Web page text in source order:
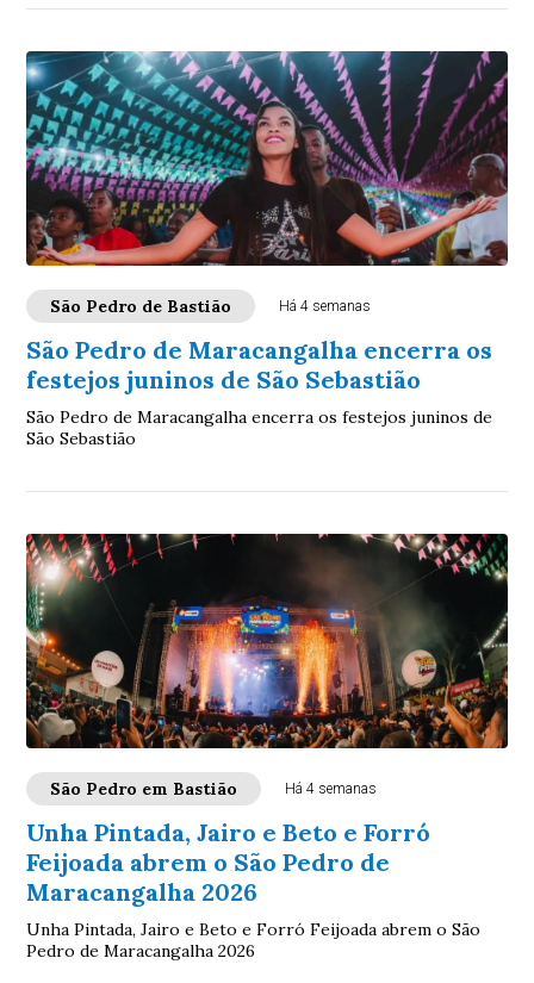
São Pedro de Bastião Há 4 semanas
São Pedro de Maracangalha encerra os
festejos juninos de São Sebastião
São Pedro de Maracangalha encerra os festejos juninos de
São Sebastião
São Pedro em Bastião Há 4 semanas
Unha Pintada, Jairo e Beto e Forró
Feijoada abrem o São Pedro de
Maracangalha 2026
Unha Pintada, Jairo e Beto e Forró Feijoada abrem o São
Pedro de Maracangalha 2026